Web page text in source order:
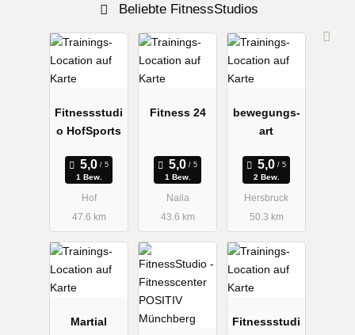
Beliebte FitnessStudios
Fitnessstudi
o HofSports
1 Bew.
Hof
47.6 km
Fitness 24
1 Bew.
Naila
43.6 km
bewegungs-
art
2 Bew.
Hersbruck
50.3 km
Martial
Fitnessstudi